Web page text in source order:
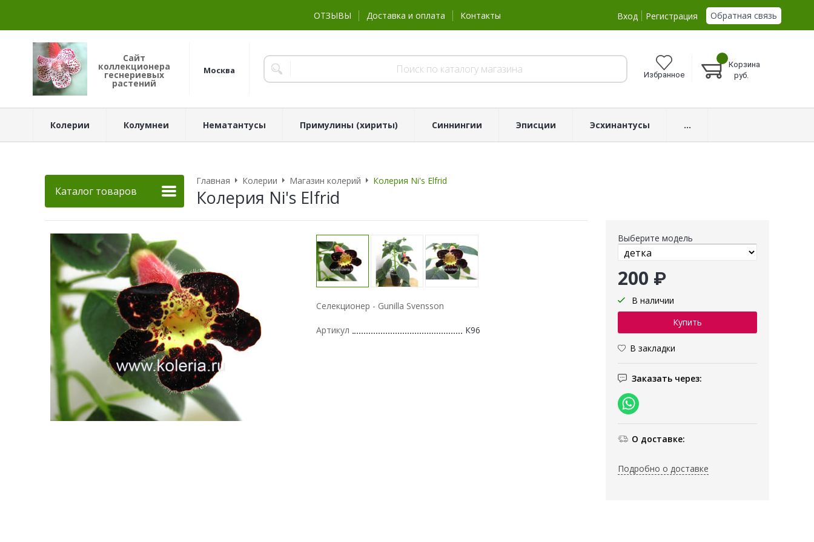
ОТЗЫВЫ Доставка и оплата Контакты Вход Регистрация Обратная связь
Сайт
коллекционера
геснериевых
растений
Москва Избранное
Корзина
руб.
Колерии Колумнеи Нематантусы Примулины (хириты) Синнингии Эписции Эсхинантусы ...
Каталог товаров
Главная Колерии Магазин колерий Колерия Ni's Elfrid
Колерия Ni's Elfrid
Выберите модель
200 ₽
В наличии
В закладки
Заказать через:
О доставке:
Подробно о доставке
Селекционер - Gunilla Svensson
Артикул К96